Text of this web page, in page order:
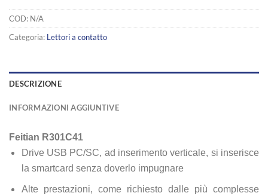
COD: N/A
Categoria: Lettori a contatto
DESCRIZIONE
INFORMAZIONI AGGIUNTIVE
Feitian R301C41
Drive USB PC/SC, ad inserimento verticale, si inserisce
la smartcard senza doverlo impugnare
Alte prestazioni, come richiesto dalle più complesse